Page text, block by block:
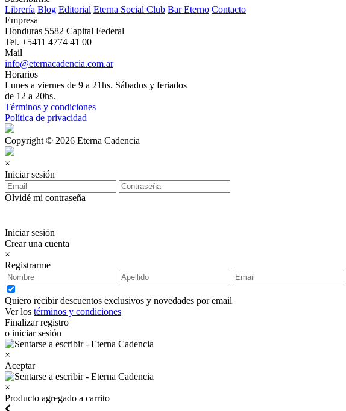
Librería Blog Editorial Eterna Social Club Bar Eterno Contacto
Empresa
Honduras 5582 Capital Federal
Tel. +5411 4774 41 00
Mail
info@eternacadencia.com.ar
Horarios
Lunes a viernes de 9 a 21hs. Sábados y feriados
de 12 a 20hs.
Términos y condiciones
Política de privacidad
Copyright © 2026 Eterna Cadencia
×
Iniciar sesión
Olvidé mi contraseña
Iniciar sesión
Crear una cuenta
×
Registrarme
Quiero recibir descuentos exclusivos y novedades por email
Ver los términos y condiciones
Finalizar registro
o iniciar sesión
×
Aceptar
×
Producto agregado a carrito